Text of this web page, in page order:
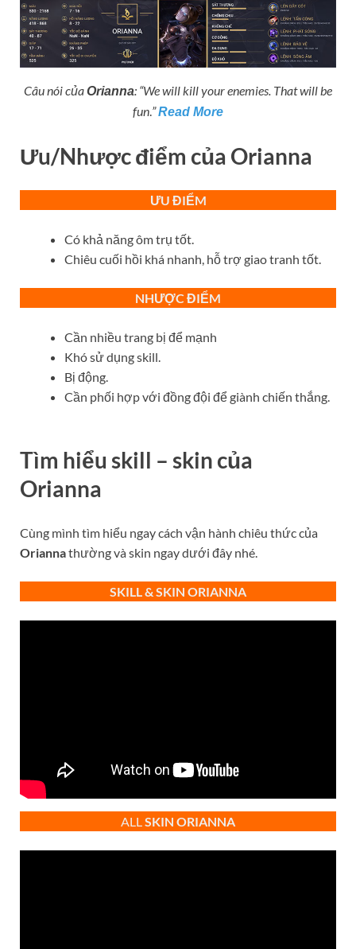
Câu nói củaOrianna: “We will kill your enemies. That will be
fun ”Read More
Ưu/Nhược điểm của Orianna
ƯU ĐIỂM
Có khả năng ôm trụ tốt.
Chiêu cuối hồi khá nhanh, hỗ trợ giao tranh tốt.
NHƯỢC ĐIỂM
Cần nhiều trang bị để mạnh
Khó sử dụng skill.
Bị động.
Cần phối hợp với đồng đội để giành chiến thắng.
Tìm hiểu skill – skin của
Orianna
Cùng mình tìm hiểu ngay cách vận hành chiêu thức của
Oriannathường và skin ngay dưới đây nhé.
SKILL & SKIN ORIANNA
ALLSKIN ORIANNA